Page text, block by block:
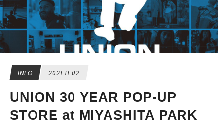
INFO 2021.11.02
UNION 30 YEAR POP-UP
STORE at MIYASHITA PARK